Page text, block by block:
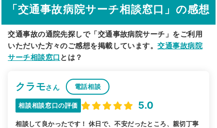
駅から探す 院名から探す
「交通事故病院サーチ相談窓口」の感想
交通事故の通院先探しで「交通事故病院サーチ」をご利用
いただいた方々のご感想を掲載しています。交通事故病院
サーチ相談窓口 とは？
クラモさん 電話相談
相談相談窓口の評価 5.0
相談して良かったです！ 休日で、不安だったところ、親切丁寧